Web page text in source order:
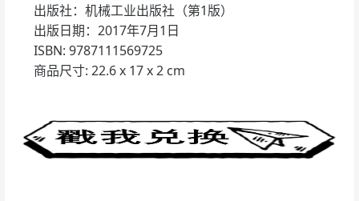
出版社：机械工业出版社（第1版）
出版日期：2017年7月1日
ISBN: 9787111569725
商品尺寸: 22.6 x 17 x 2 cm